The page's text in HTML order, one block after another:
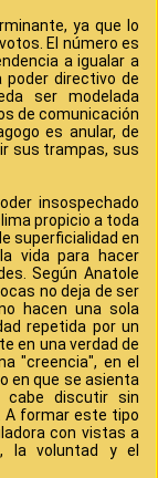
ya que lo
El número es
a igualar a
poder directivo de
ser modelada
de comunicación
es anular, de
sus trampas, sus
insospechado
propicio a toda
superficialidad en
vida para hacer
Según Anatole
no deja de ser
hacen una sola
repetida por un
en una verdad de
"creencia", en el
en que se asienta
discutir sin
A formar este tipo
con vistas a
la voluntad y el